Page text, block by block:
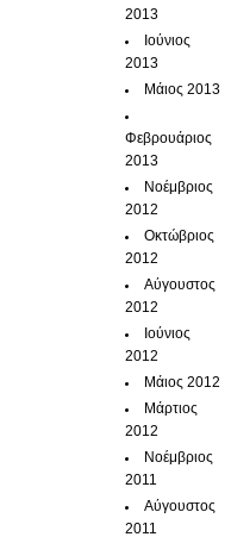
2013
Ιούνιος
2013
Μάιος 2013
Φεβρουάριος
2013
Νοέμβριος
2012
Οκτώβριος
2012
Αύγουστος
2012
Ιούνιος
2012
Μάιος 2012
Μάρτιος
2012
Νοέμβριος
2011
Αύγουστος
2011